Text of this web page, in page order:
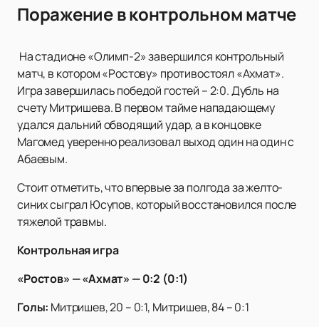
Поражение в контрольном матче
На стадионе «Олимп-2» завершился контрольный
матч, в котором «Ростову» противостоял «Ахмат».
Игра завершилась победой гостей – 2:0. Дубль на
счету Митришева. В первом тайме нападающему
удался дальний обводящий удар, а в концовке
Магомед уверенно реализовал выход один на один с
Абаевым.
Стоит отметить, что впервые за полгода за желто-
синих сыграл Юсупов, который восстановился после
тяжелой травмы.
Контрольная игра
«Ростов» — «Ахмат» — 0:2 (0:1)
Голы: Митришев, 20 – 0:1, Митришев, 84 – 0:1